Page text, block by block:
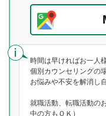
時間は早ければお一人
個別カウンセリングの
お悩みや不安を解消し
就職活動、転職活動の
中の方もＯＫ）